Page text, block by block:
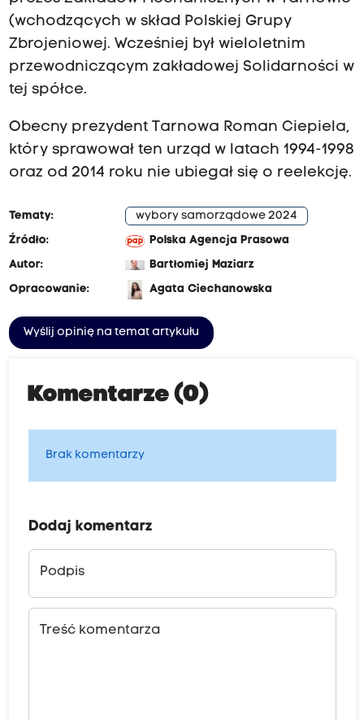
(wchodzących w skład Polskiej Grupy
Zbrojeniowej. Wcześniej był wieloletnim
przewodniczącym zakładowej Solidarności w
tej spółce.
Obecny prezydent Tarnowa Roman Ciepiela,
który sprawował ten urząd w latach 1994-1998
oraz od 2014 roku nie ubiegał się o reelekcję.
Tematy:
wybory samorządowe 2024
Źródło:
Polska Agencja Prasowa
Autor:
Bartłomiej Maziarz
Opracowanie:
Agata Ciechanowska
Wyślij opinię na temat artykułu
Komentarze (0)
Brak komentarzy
Dodaj komentarz
Podpis
Treść komentarza